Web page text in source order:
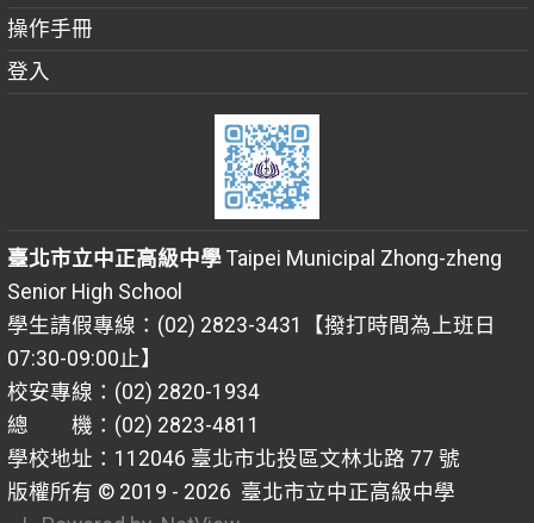
操作手冊
登入
臺北市立中正高級中學Taipei Municipal Zhong-zheng
Senior High School
學生請假專線：(02) 2823-3431【撥打時間為上班日
07:30-09:00止】
校安專線：(02) 2820-1934
總 機：(02) 2823-4811
學校地址：112046 臺北市北投區文林北路 77 號
版權所有 © 2019 - 2026 臺北市立中正高級中學